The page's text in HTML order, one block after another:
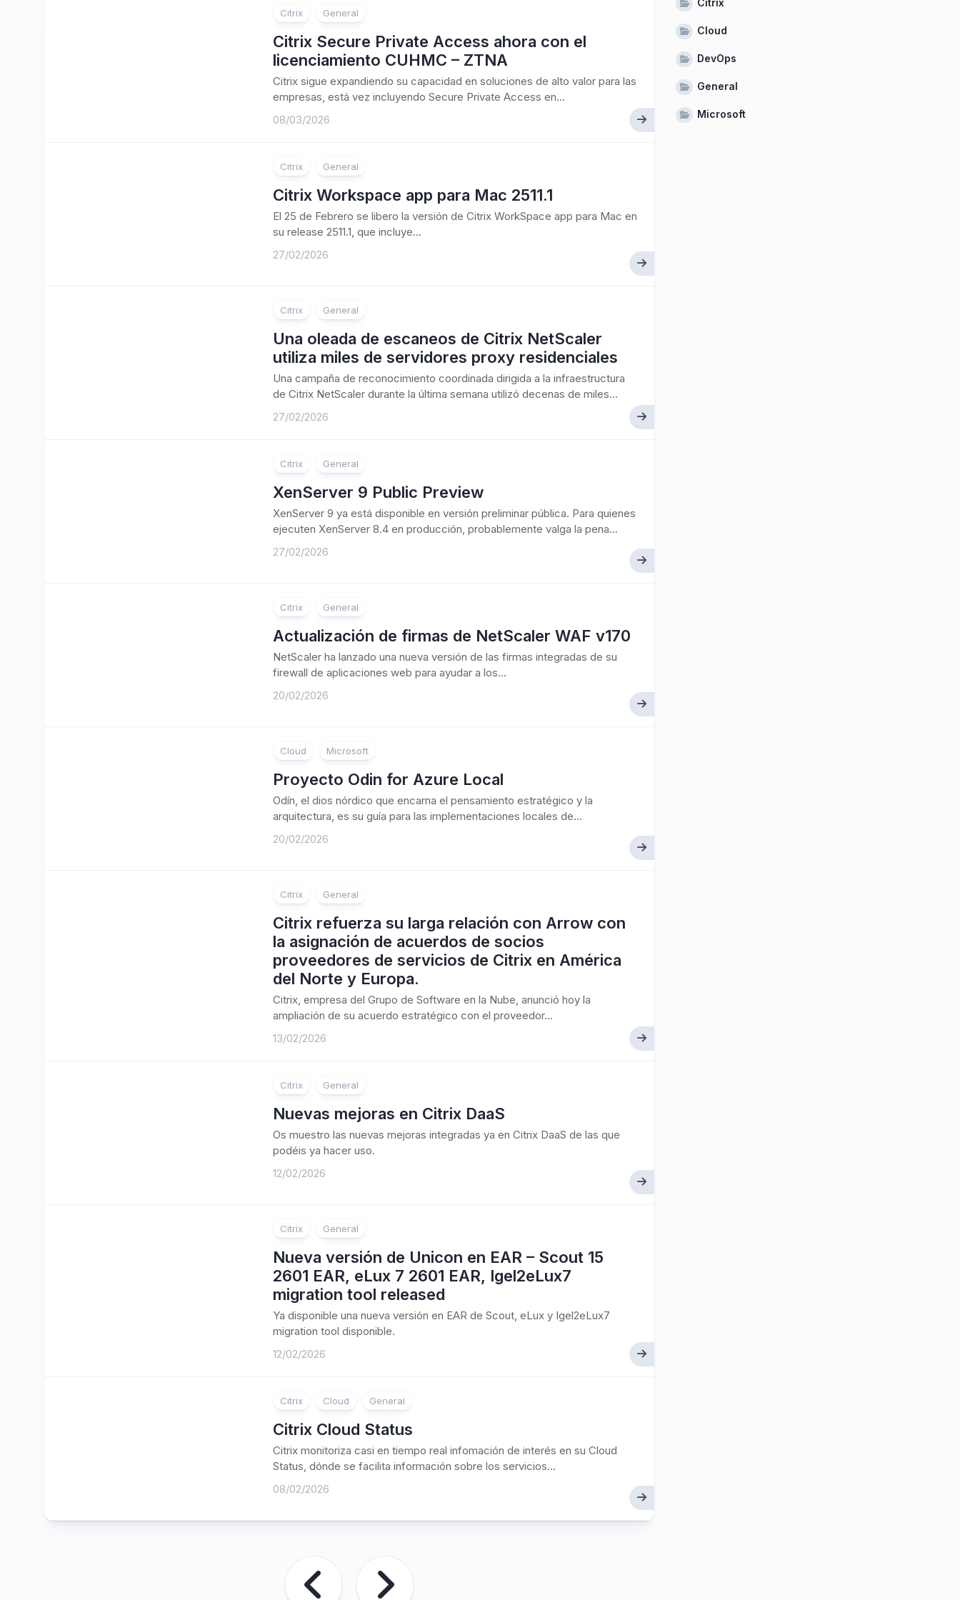
Citrix General
Citrix Secure Private Access ahora con el
licenciamiento CUHMC – ZTNA
Citrix sigue expandiendo su capacidad en soluciones de alto valor para las
empresas, está vez incluyendo Secure Private Access en...
08/03/2026
Citrix General
Citrix Workspace app para Mac 2511.1
El 25 de Febrero se libero la versión de Citrix WorkSpace app para Mac en
su release 2511.1, que incluye...
27/02/2026
Citrix General
Una oleada de escaneos de Citrix NetScaler
utiliza miles de servidores proxy residenciales
Una campaña de reconocimiento coordinada dirigida a la infraestructura
de Citrix NetScaler durante la última semana utilizó decenas de miles...
27/02/2026
Citrix General
XenServer 9 Public Preview
XenServer 9 ya está disponible en versión preliminar pública. Para quienes
ejecuten XenServer 8.4 en producción, probablemente valga la pena...
27/02/2026
Citrix General
Actualización de firmas de NetScaler WAF v170
NetScaler ha lanzado una nueva versión de las firmas integradas de su
firewall de aplicaciones web para ayudar a los...
20/02/2026
Cloud Microsoft
Proyecto Odin for Azure Local
Odín, el dios nórdico que encarna el pensamiento estratégico y la
arquitectura, es su guía para las implementaciones locales de...
20/02/2026
Citrix General
Citrix refuerza su larga relación con Arrow con
la asignación de acuerdos de socios
proveedores de servicios de Citrix en América
del Norte y Europa.
Citrix, empresa del Grupo de Software en la Nube, anunció hoy la
ampliación de su acuerdo estratégico con el proveedor...
13/02/2026
Citrix General
Nuevas mejoras en Citrix DaaS
Os muestro las nuevas mejoras integradas ya en Citrix DaaS de las que
podéis ya hacer uso.
12/02/2026
Citrix General
Nueva versión de Unicon en EAR – Scout 15
2601 EAR, eLux 7 2601 EAR, Igel2eLux7
migration tool released
Ya disponible una nueva versión en EAR de Scout, eLux y Igel2eLux7
migration tool disponible.
12/02/2026
Citrix Cloud General
Citrix Cloud Status
Citrix monitoriza casi en tiempo real infomación de interés en su Cloud
Status, dónde se facilita información sobre los servicios...
08/02/2026
Citrix
Cloud
DevOps
General
Microsoft